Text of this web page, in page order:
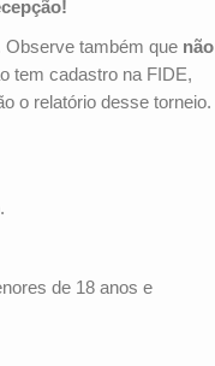
Observe também que não
tem cadastro na FIDE,
o relatório desse torneio.
de 18 anos e